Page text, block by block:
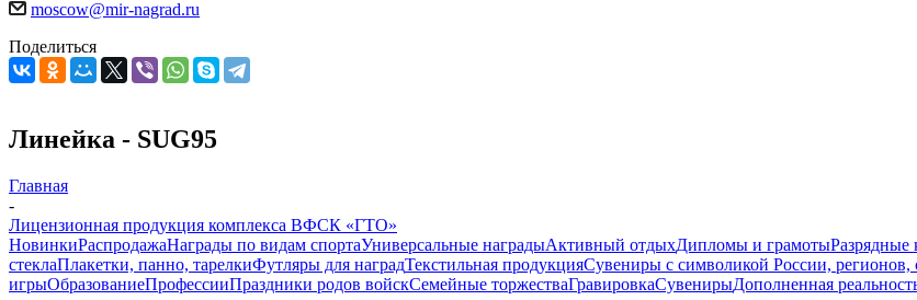
moscow@mir-nagrad.ru
Поделиться
Линейка - SUG95
Главная
-
Лицензионная продукция комплекса ВФСК «ГТО»
НовинкиРаспродажаНаграды по видам спортаУниверсальные наградыАктивный отдыхДипломы и грамотыРазрядные
стеклаПлакетки, панно, тарелкиФутляры для наградТекстильная продукцияСувениры с символикой России, регионов,
игрыОбразованиеПрофессииПраздники родов войскСемейные торжестваГравировкаСувенирыДополненная